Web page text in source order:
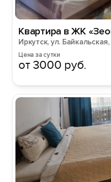
Квартира в ЖК
Иркутск, ул.
Цена за сутки
от 3000 руб.